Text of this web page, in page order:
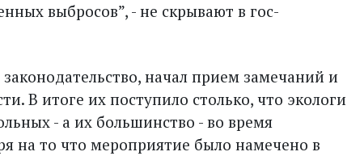
выбросов”, - не скрывают в гос­
начал прием замечаний и
В итоге их поступило столько, что экологи
- а их большинство - во время
на то что мероприятие было намечено в